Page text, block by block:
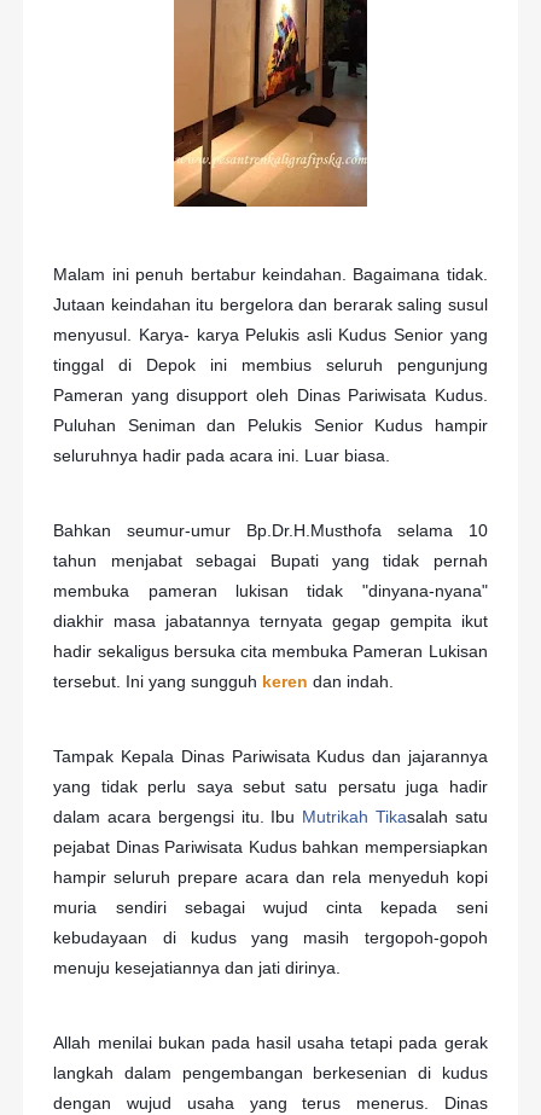
Malam ini penuh bertabur keindahan. Bagaimana tidak.
Jutaan keindahan itu bergelora dan berarak saling susul
menyusul. Karya- karya Pelukis asli Kudus Senior yang
tinggal di Depok ini membius seluruh pengunjung
Pameran yang disupport oleh Dinas Pariwisata Kudus.
Puluhan Seniman dan Pelukis Senior Kudus hampir
seluruhnya hadir pada acara ini. Luar biasa.
Bahkan seumur-umur Bp.Dr.H.Musthofa selama 10
tahun menjabat sebagai Bupati yang tidak pernah
membuka pameran lukisan tidak "dinyana-nyana"
diakhir masa jabatannya ternyata gegap gempita ikut
hadir sekaligus bersuka cita membuka Pameran Lukisan
tersebut. Ini yang sungguh keren dan indah.
Tampak Kepala Dinas Pariwisata Kudus dan jajarannya
yang tidak perlu saya sebut satu persatu juga hadir
dalam acara bergengsi itu. Ibu Mutrikah Tikasalah satu
pejabat Dinas Pariwisata Kudus bahkan mempersiapkan
hampir seluruh prepare acara dan rela menyeduh kopi
muria sendiri sebagai wujud cinta kepada seni
kebudayaan di kudus yang masih tergopoh-gopoh
menuju kesejatiannya dan jati dirinya.
Allah menilai bukan pada hasil usaha tetapi pada gerak
langkah dalam pengembangan berkesenian di kudus
dengan wujud usaha yang terus menerus. Dinas